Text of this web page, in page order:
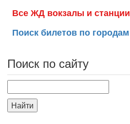
Все ЖД вокзалы и станции
Поиск билетов по городам
Поиск по сайту
Найти